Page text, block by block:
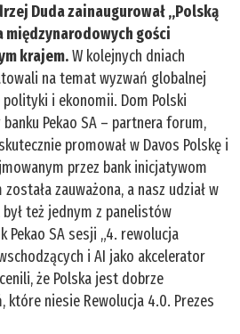
Duda zainaugurował „Polską
międzynarodowych gości
krajem.W kolejnych dniach
na temat wyzwań globalnej
i ekonomii. Dom Polski
Pekao SA – partnera forum,
promował w Davos Polskę i
przez bank inicjatywom
zauważona, a nasz udział w
też jednym z panelistów
Pekao SA sesji „4. rewolucja
i AI jako akcelerator
że Polska jest dobrze
które niesie Rewolucja 4.0. Prezes